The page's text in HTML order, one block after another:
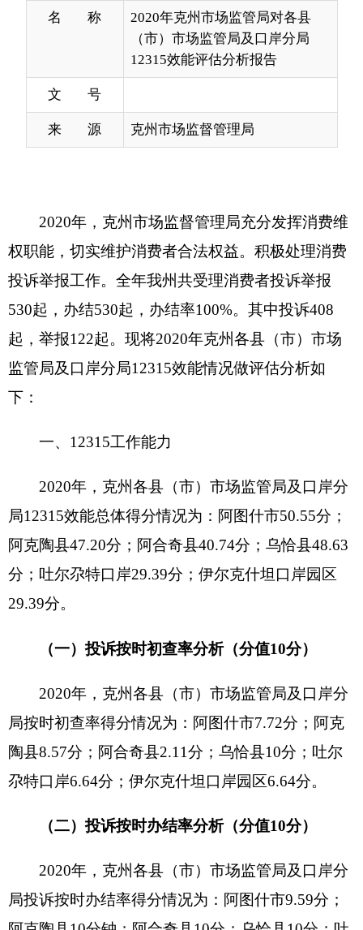
来 源 克州市场监督管理局
2020年，克州市场监督管理局充分发挥消费维
权职能，切实维护消费者合法权益。积极处理消费
投诉举报工作。全年我州共受理消费者投诉举报
监管局及口岸分局12315效能情况做评估分析如
下：
一、12315工作能力
2020年，克州各县（市）市场监管局 及口岸 分
局12315效能总体得分情况为：阿图什市50.55分；
阿克陶县47.20分；阿合奇县40.74分；乌恰县48.63
分；吐尔尕特口岸29.39分；伊尔克什坦口岸园区
（一）投诉按时初查率分析（分值10分）
2020年，克州各县（市）市场监管局及口岸分
局按时初查率得分情况为：阿图什市7.72分；阿克
陶县8.57分；阿合奇县2.11分；乌恰县10分；吐尔
尕特口岸6.64分；伊尔克什坦口岸园区6.64分。
（二）投诉按时办结率分析（分值10分）
2020年，克州各县（市） 市场监管局 及 口岸
阿克陶县10分钟 ；阿合奇县10分；乌恰县10分；吐
（三）投诉调解成功率分析（分值5分）
2020年，克州各县（市）市场监管局及口岸分
陶县5分；阿合奇县5分；乌恰县5分；吐尔尕特口
（四)举报按时核查率（分值15分）